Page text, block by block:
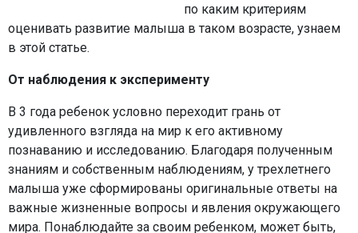
по каким критериям
оценивать развитие малыша в таком возрасте, узнаем
в этой статье.
От наблюдения к эксперименту
В 3 года ребенок условно переходит грань от
удивленного взгляда на мир к его активному
познаванию и исследованию. Благодаря полученным
знаниям и собственным наблюдениям, у трехлетнего
малыша уже сформированы оригинальные ответы на
важные жизненные вопросы и явления окружающего
мира. Понаблюдайте за своим ребенком, может быть,